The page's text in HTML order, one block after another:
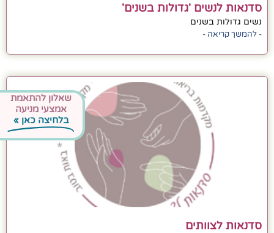
סדנאות לנשים 'גדולות בשנים'
נשים גדולות בשנים
- להמשך קריאה -
סדנאות לצוותים
שאלון להתאמת
אמצעי מניעה
בלחיצה כאן »